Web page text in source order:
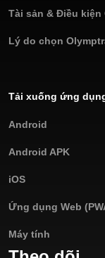
Tài sản & Điều kiện
Lý do chọn
Tải xuống ứng
Android
Android APK
iOS
Ứng dụng Web
Máy tính